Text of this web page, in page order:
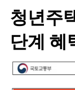
청년주
단계 혜